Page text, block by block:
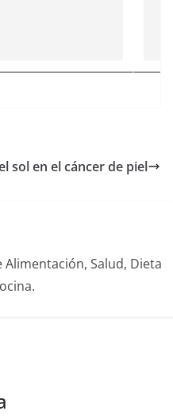
sol en el cáncer de piel
Salud, Dieta